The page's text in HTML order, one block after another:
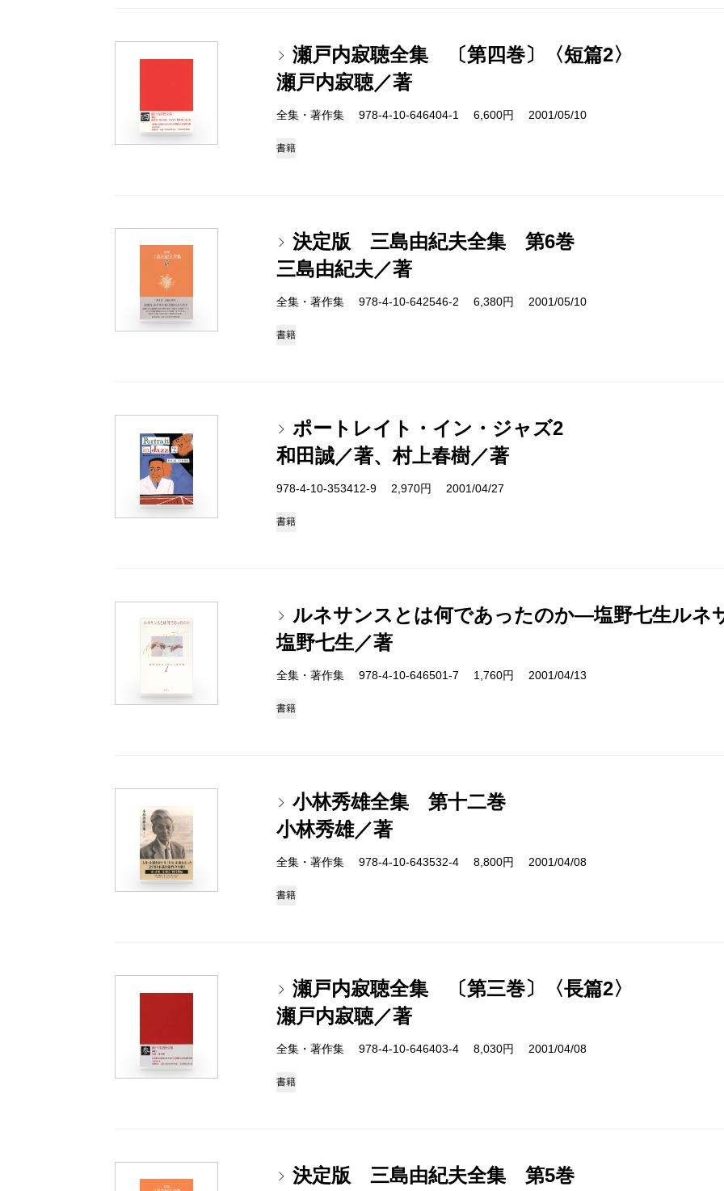
瀬戸内寂聴全集 〔第四巻〕〈短篇2〉
瀬戸内寂聴／著
全集・著作集 978-4-10-646404-1 6,600円 2001/05/10
書籍
決定版 三島由紀夫全集 第6巻
三島由紀夫／著
全集・著作集 978-4-10-642546-2 6,380円 2001/05/10
書籍
ポートレイト・イン・ジャズ2
和田誠／著、村上春樹／著
978-4-10-353412-9 2,970円 2001/04/27
書籍
ルネサンスとは何であったのか―塩野七生ルネ
塩野七生／著
全集・著作集 978-4-10-646501-7 1,760円 2001/04/13
書籍
小林秀雄全集 第十二巻
小林秀雄／著
全集・著作集 978-4-10-643532-4 8,800円 2001/04/08
書籍
瀬戸内寂聴全集 〔第三巻〕〈長篇2〉
瀬戸内寂聴／著
全集・著作集 978-4-10-646403-4 8,030円 2001/04/08
書籍
決定版 三島由紀夫全集 第5巻